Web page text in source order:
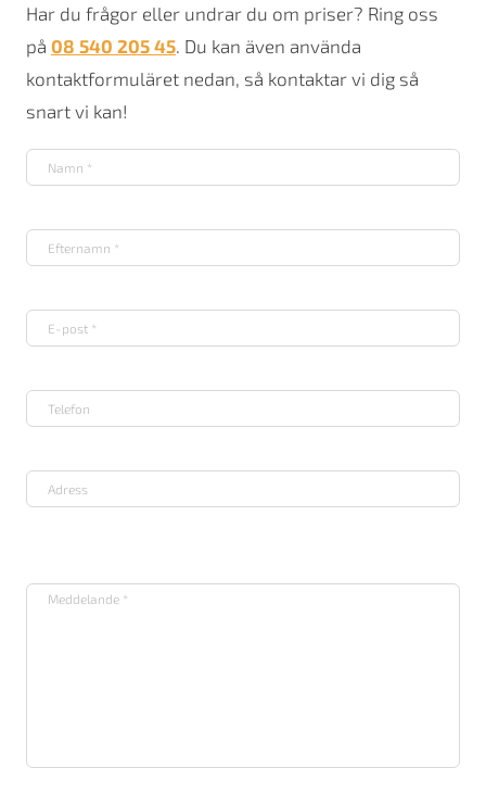
Har du frågor eller undrar du om priser? Ring oss
på 08 540 205 45 . Du kan även använda
kontaktformuläret nedan, så kontaktar vi dig så
snart vi kan!